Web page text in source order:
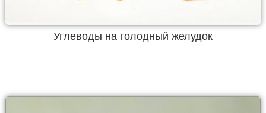
Углеводы на голодный желудок